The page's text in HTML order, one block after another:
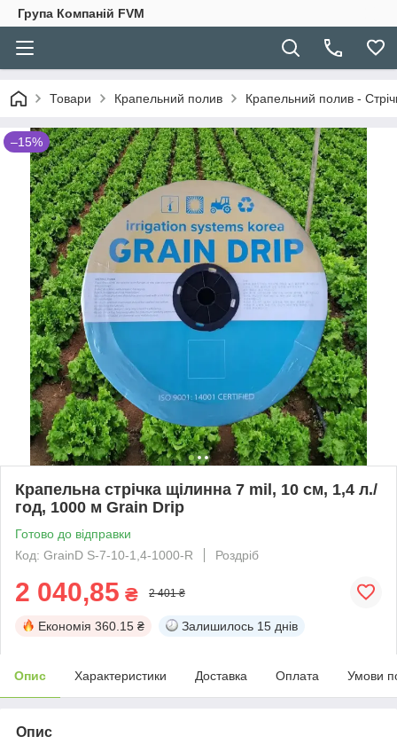
Група Компаній FVM
Товари Крапельний полив Крапельний полив -
–15%
Крапельна стрічка щілинна 7 mil, 10 см, 1,4 л./
год, 1000 м Grain Drip
Готово до відправки
Код: GrainD S-7-10-1,4-1000-R
Роздріб
2 040,85 ₴ 2 401 ₴
Економія 360.15 ₴ Залишилось 15 днів
Опис Характеристики Доставка Оплата Умови
Опис